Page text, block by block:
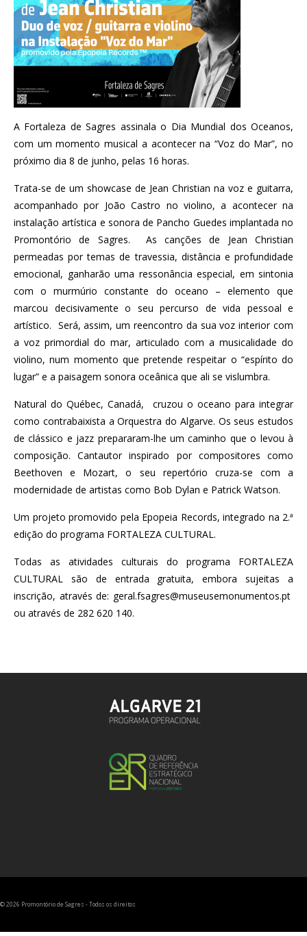
A Fortaleza de Sagres assinala o Dia Mundial dos Oceanos,
com um momento musical a acontecer na “Voz do Mar”, no
próximo dia 8 de junho, pelas 16 horas.
Trata-se de um showcase de Jean Christian na voz e guitarra,
acompanhado por João Castro no violino, a acontecer na
instalação artística e sonora de Pancho Guedes implantada no
Promontório de Sagres. As canções de Jean Christian
permeadas por temas de travessia, distância e profundidade
emocional, ganharão uma ressonância especial, em sintonia
com o murmúrio constante do oceano – elemento que
marcou decisivamente o seu percurso de vida pessoal e
artístico. Será, assim, um reencontro da sua voz interior com
a voz primordial do mar, articulado com a musicalidade do
violino, num momento que pretende respeitar o “espírito do
lugar” e a paisagem sonora oceânica que ali se vislumbra.
Natural do Québec, Canadá, cruzou o oceano para integrar
como contrabaixista a Orquestra do Algarve. Os seus estudos
de clássico e jazz prepararam-lhe um caminho que o levou à
composição. Cantautor inspirado por compositores como
Beethoven e Mozart, o seu repertório cruza-se com a
modernidade de artistas como Bob Dylan e Patrick Watson.
Um projeto promovido pela Epopeia Records, integrado na 2.ª
edição do programa FORTALEZA CULTURAL.
Todas as atividades culturais do programa FORTALEZA
CULTURAL são de entrada gratuita, embora sujeitas a
inscrição, através de: geral.fsagres@museusemonumentos.pt
ou através de 282 620 140.
© 2026 Promontório de Sagres - Todos os direitos